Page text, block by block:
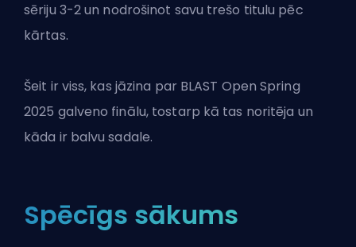
sēriju 3-2 un nodrošinot savu trešo titulu pēc
kārtas.
Šeit ir viss, kas jāzina par BLAST Open Spring
2025 galveno finālu, tostarp kā tas noritēja un
kāda ir balvu sadale.
Spēcīgs sākums